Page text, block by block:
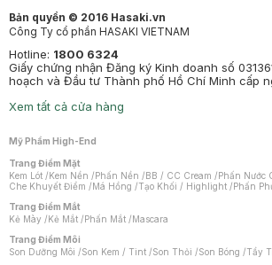
Bản quyền © 2016 Hasaki.vn
Công Ty cổ phần HASAKI VIETNAM
Hotline: 1800 6324
Giấy chứng nhận Đăng ký Kinh doanh số
hoạch và Đầu tư Thành phố Hồ Chí Minh cấp
Xem tất cả cửa hàng
Mỹ Phẩm High-End
Trang Điểm Mặt
Kem Lót /Kem Nền /Phấn Nền /BB / CC Cream /Phấn Nước
Che Khuyết Điểm /Má Hồng /Tạo Khối / Highlight /Phấn
Trang Điểm Mắt
Kẻ Mày /Kẻ Mắt /Phấn Mắt /Mascara
Trang Điểm Môi
Son Dưỡng Môi /Son Kem / Tint /Son Thỏi /Son Bóng /Tẩy